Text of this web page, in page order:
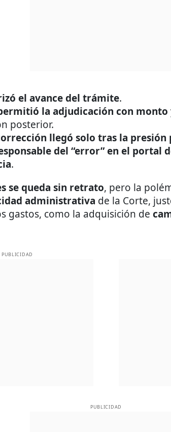
el avance del trámite.
la adjudicación con
posterior.
llegó solo tras la presión
del “error” en el portal
.
se queda sin retrato, pero la
administrativa de la Corte,
gastos, como la adquisición de
PUBLICIDAD
PUBLICIDAD